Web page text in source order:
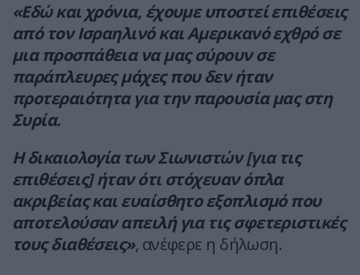
«Εδώ και χρόνια, έχουμε υποστεί επιθέσεις
από τον Ισραηλινό και Αμερικανό εχθρό σε
μια προσπάθεια να μας σύρουν σε
παράπλευρες μάχες που δεν ήταν
προτεραιότητα για την παρουσία μας στη
Συρία.
Η δικαιολογία των Σιωνιστών [για τις
επιθέσεις] ήταν ότι στόχευαν όπλα
ακριβείας και ευαίσθητο εξοπλισμό που
αποτελούσαν απειλή για τις σφετεριστικές
τους διαθέσεις», ανέφερε η δήλωση.